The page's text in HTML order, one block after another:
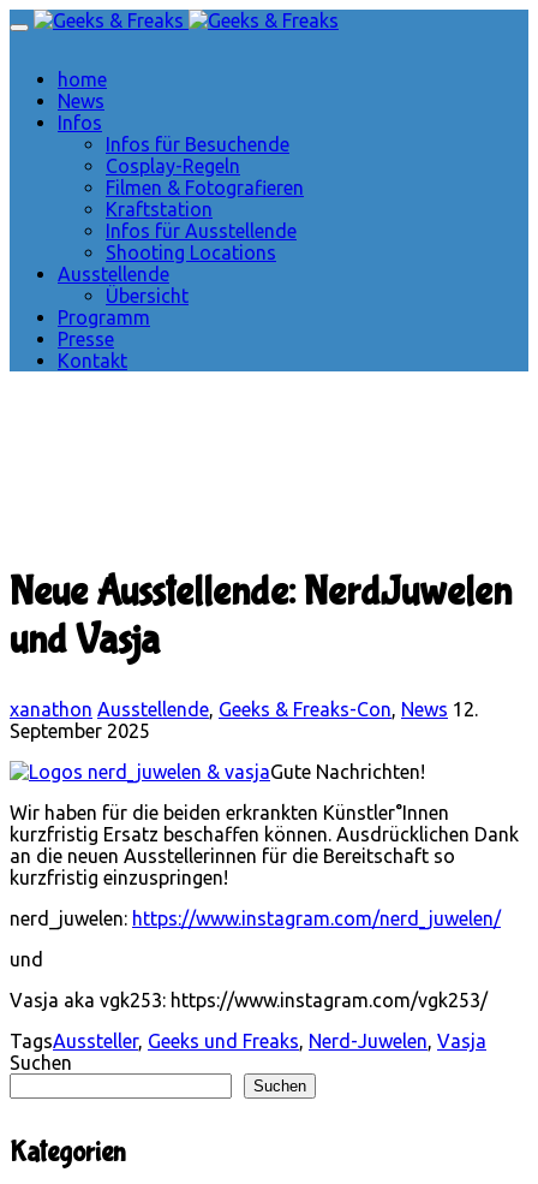
home
News
Infos
Infos für Besuchende
Cosplay-Regeln
Filmen & Fotografieren
Kraftstation
Infos für Ausstellende
Shooting Locations
Ausstellende
Übersicht
Programm
Presse
Kontakt
Neue Ausstellende: NerdJuwelen
und Vasja
xanathon Ausstellende, Geeks & Freaks-Con, News 12.
September 2025
Gute Nachrichten!
Wir haben für die beiden erkrankten Künstler°Innen
kurzfristig Ersatz beschaffen können. Ausdrücklichen Dank
an die neuen Ausstellerinnen für die Bereitschaft so
kurzfristig einzuspringen!
nerd_juwelen: https://www.instagram.com/nerd_juwelen/
und
Vasja aka vgk253: https://www.instagram.com/vgk253/
TagsAussteller, Geeks und Freaks, Nerd-Juwelen, Vasja
Suchen
Suchen
Kategorien